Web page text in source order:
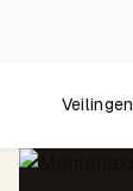
Veilingen